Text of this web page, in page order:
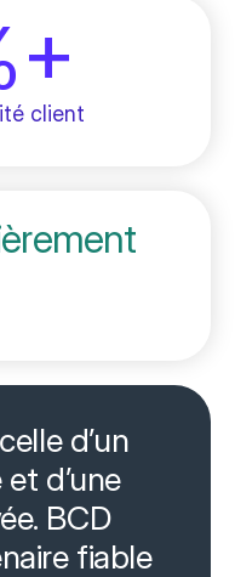
client
d’un
d’une
BCD
fiable